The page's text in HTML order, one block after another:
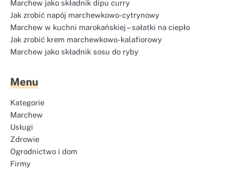
Marchew jako składnik dipu curry
Jak zrobić napój marchewkowo-cytrynowy
Marchew w kuchni marokańskiej – sałatki na ciepło
Jak zrobić krem marchewkowo-kalafiorowy
Marchew jako składnik sosu do ryby
Menu
Kategorie
Marchew
Usługi
Zdrowie
Ogrodnictwo i dom
Firmy